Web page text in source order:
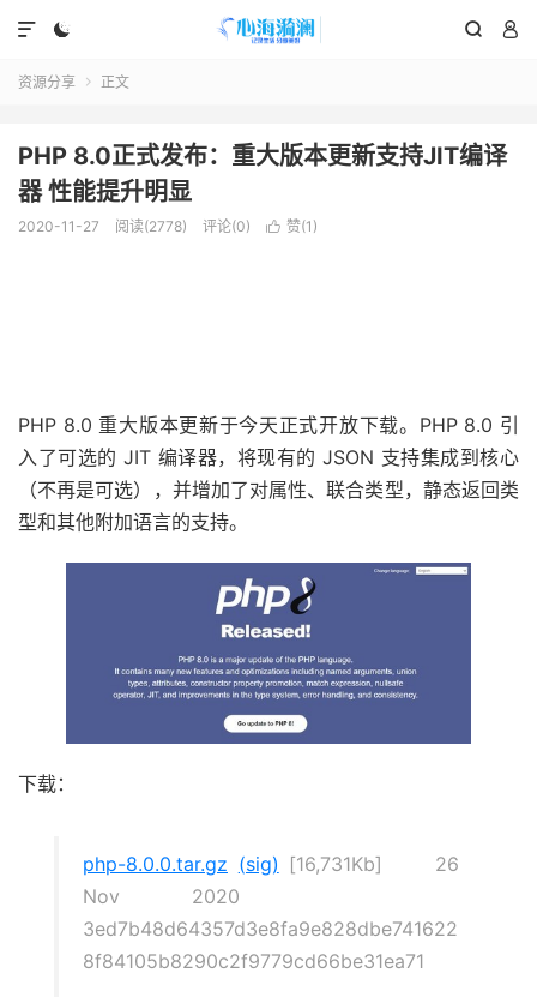
  

资源分享  正文
PHP 8.0正式发布：重大版本更新支持JIT编译
器 性能提升明显
2020-11-27 阅读(2778) 评论(0)  赞(1 )
PHP 8.0 重大版本更新于今天正式开放下载。PHP 8.0 引
入了可选的 JIT 编译器，将现有的 JSON 支持集成到核心
（不再是可选），并增加了对属性、联合类型，静态返回类
型和其他附加语言的支持。
下载：
php-8.0.0.tar.gz (sig) [16,731Kb] 26
Nov 2020
3ed7b48d64357d3e8fa9e828dbe741622
8f84105b8290c2f9779cd66be31ea71